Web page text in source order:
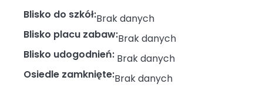
Blisko do szkół:Brak danych
Blisko placu zabaw:Brak danych
Blisko udogodnień: Brak danych
Osiedle zamknięte:Brak danych